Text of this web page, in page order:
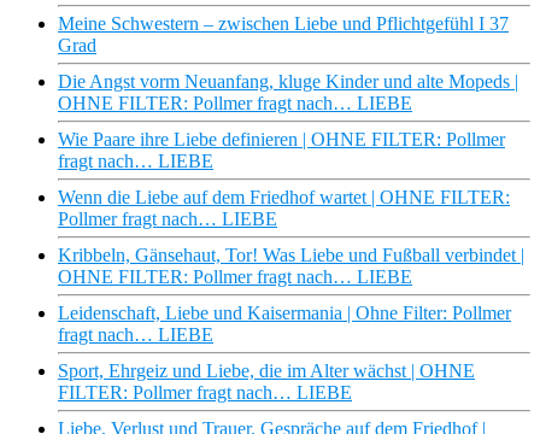
Meine Schwestern – zwischen Liebe und Pflichtgefühl I 37
Grad
Die Angst vorm Neuanfang, kluge Kinder und alte Mopeds |
OHNE FILTER: Pollmer fragt nach… LIEBE
Wie Paare ihre Liebe definieren | OHNE FILTER: Pollmer
fragt nach… LIEBE
Wenn die Liebe auf dem Friedhof wartet | OHNE FILTER:
Pollmer fragt nach… LIEBE
Kribbeln, Gänsehaut, Tor! Was Liebe und Fußball verbindet |
OHNE FILTER: Pollmer fragt nach… LIEBE
Leidenschaft, Liebe und Kaisermania | Ohne Filter: Pollmer
fragt nach… LIEBE
Sport, Ehrgeiz und Liebe, die im Alter wächst | OHNE
FILTER: Pollmer fragt nach… LIEBE
Liebe, Verlust und Trauer. Gespräche auf dem Friedhof |